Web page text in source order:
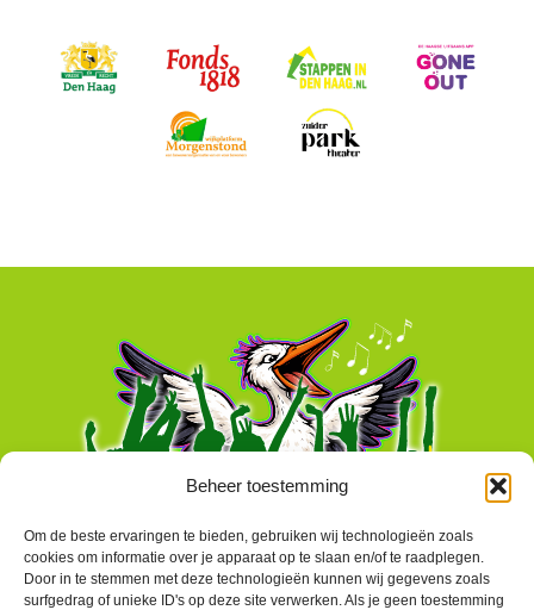
Beheer toestemming
Om de beste ervaringen te bieden, gebruiken wij technologieën zoals
cookies om informatie over je apparaat op te slaan en/of te raadplegen.
Door in te stemmen met deze technologieën kunnen wij gegevens zoals
surfgedrag of unieke ID's op deze site verwerken. Als je geen toestemming